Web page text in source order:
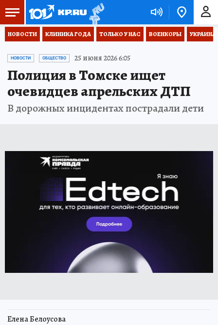
НОВОСТИ КЛИНИКА ГОДА ТОЛЬКО У НАС ВОЕНКОРЫ
НОВОСТИ ОБЩЕСТВО 25 июня 2026 6:05
Полиция в Томске ищет
очевидцев апрельских ДТП
В дорожных инцидентах пострадали дети
Елена Белоусова